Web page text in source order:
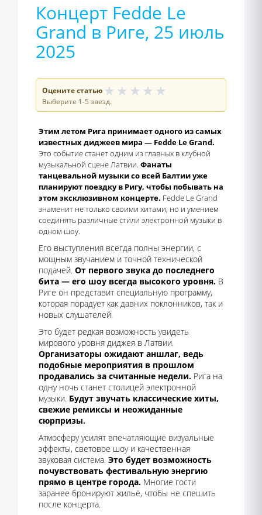
Концерт Fedde Le
Grand в Риге, 25 июль
2025
Оцените статью ★ ★ ★ ★ ★
Выберите 1-5 звезд.
Этим летом Рига принимает одного из самых
известных диджеев мира — Fedde Le Grand.
Это событие станет одним из главных в клубной
музыкальной сцене Латвии. Фанаты
танцевальной музыки со всей Балтии уже
планируют поездку в Ригу, чтобы побывать на
этом эксклюзивном концерте. Fedde Le Grand
знаменит не только своими хитами, но и умением
соединять различные стили электронной музыки в
одном шоу.
Его выступления всегда полны энергии, с
мощным звучанием и точной технической
подачей. От первого звука до последнего
бита — его шоу всегда высокого уровня. В
Риге он представит специальную программу,
которая порадует как давних поклонников, так и
новых слушателей.
Это будет редкая возможность увидеть
мирового уровня диджея в Латвии.
Организаторы ожидают аншлаг, ведь
подобные мероприятия в прошлом
продавались за считанные недели. Рига на
одну ночь станет столицей электронной
музыки. Будут звучать классические хиты,
свежие ремиксы и неожиданные
сюрпризы.
Атмосферу усилят впечатляющие визуальные
эффекты, световое шоу и качественная
звуковая система. Это будет возможность
почувствовать фестивальную энергию
прямо в центре города. Многие гости
заранее бронируют жильё, чтобы не спешить
после концерта.